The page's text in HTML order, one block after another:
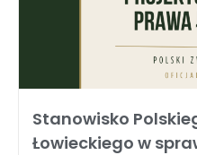
Stanowisko
Łowieckiego w